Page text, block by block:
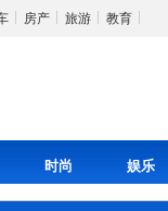
房产 旅游 教育
时尚 娱乐